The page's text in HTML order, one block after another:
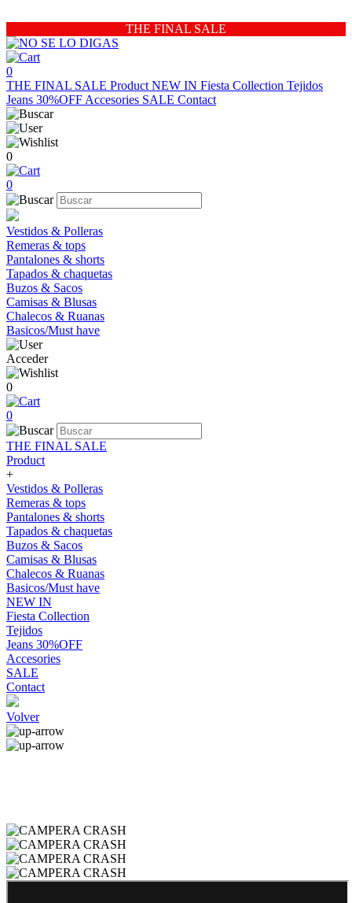
THE FINAL SALE
0
THE FINAL SALE Product NEW IN Fiesta Collection Tejidos
Jeans 30%OFF Accesories SALE Contact
0
0
Vestidos & Polleras
Remeras & tops
Pantalones & shorts
Tapados & chaquetas
Buzos & Sacos
Camisas & Blusas
Chalecos & Ruanas
Basicos/Must have
Acceder
0
0
THE FINAL SALE
Product
+
Vestidos & Polleras
Remeras & tops
Pantalones & shorts
Tapados & chaquetas
Buzos & Sacos
Camisas & Blusas
Chalecos & Ruanas
Basicos/Must have
NEW IN
Fiesta Collection
Tejidos
Jeans 30%OFF
Accesories
SALE
Contact
Volver